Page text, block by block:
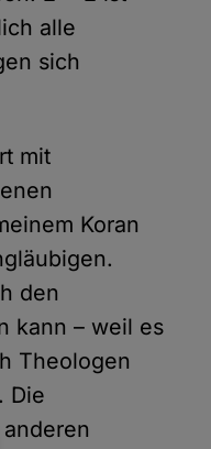
alle
sich
mit
Koran
den
kann – weil es
Theologen
Die